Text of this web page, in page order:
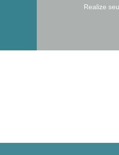
Realize